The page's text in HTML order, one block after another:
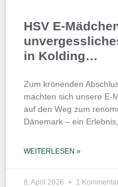
HSV E-
in Kolding…
Zum krönenden
machten sich unsere E-
auf den Weg zum
Dänemark – ein
WEITERLESEN »
8. April 2026 1